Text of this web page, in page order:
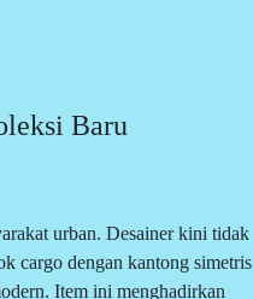
Baru
urban. Desainer kini tidak
cargo dengan kantong simetris
Item ini menghadirkan